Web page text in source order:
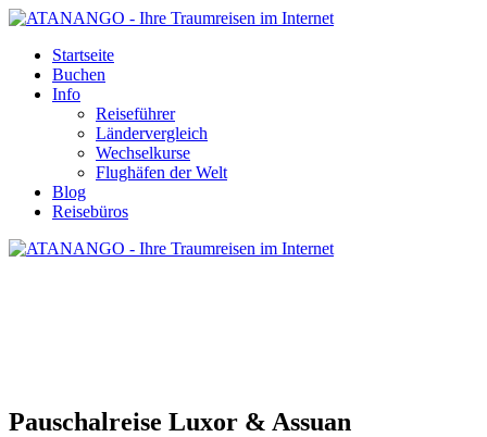
Startseite
Buchen
Info
Reiseführer
Ländervergleich
Wechselkurse
Flughäfen der Welt
Blog
Reisebüros
Pauschalreise Luxor & Assuan